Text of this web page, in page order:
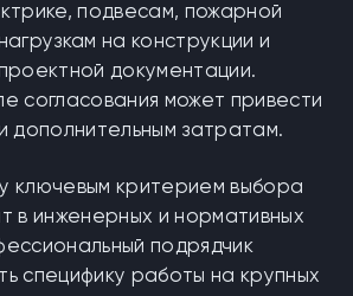
подвесам, пожарной
на конструкции и
документации.
согласования может привести
дополнительным затратам.
ключевым критерием выбора
в инженерных и нормативных
подрядчик
специфику работы на крупных